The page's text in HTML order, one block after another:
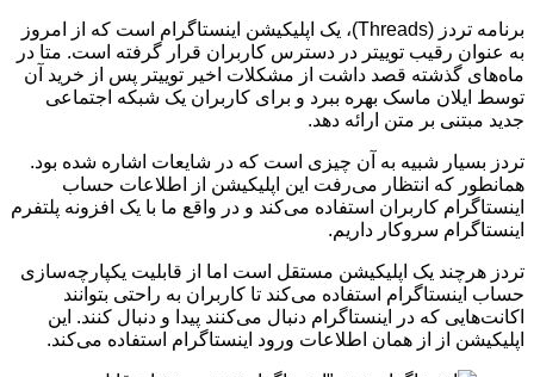
برنامه تردز (Threads)، یک اپلیکیشن اینستاگرام است که از امروز
به عنوان رقیب توییتر در دسترس کاربران قرار گرفته است. متا در
ماه‌های گذشته قصد داشت از مشکلات اخیر توییتر پس از خرید آن
توسط ایلان ماسک بهره ببرد و برای کاربران یک شبکه اجتماعی
جدید مبتنی بر متن ارائه دهد.
تردز بسیار شبیه به آن چیزی است که در شایعات اشاره شده بود.
همانطور که انتظار می‌رفت این اپلیکیشن از اطلاعات حساب
اینستاگرام کاربران استفاده می‌کند و در واقع ما با یک افزونه پلتفرم
اینستاگرام سروکار داریم.
تردز هرچند یک اپلیکیشن مستقل است اما از قابلیت یکپارچه‌سازی
حساب اینستاگرام استفاده می‌کند تا کاربران به راحتی بتوانند
اکانت‌هایی که در اینستاگرام دنبال می‌کنند پیدا و دنبال کنند. این
اپلیکیشن از از همان اطلاعات ورود اینستاگرام استفاده می‌کند.